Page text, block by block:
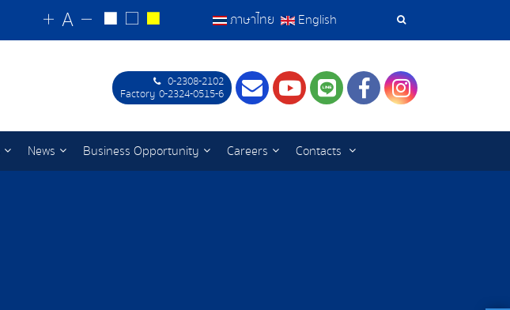
Search
ภาษาไทย English
0-2308-2102
Factory 0-2324-0515-6
ContactYoutube
LINEFacebookInstagram
News Business Opportunity Careers Contacts